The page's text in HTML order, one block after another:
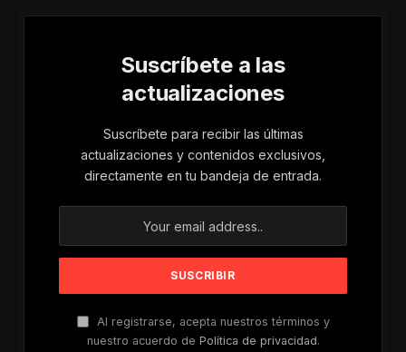
Para Mujeres Y Niñas
Suscríbete a las
actualizaciones
Suscríbete para recibir las últimas
actualizaciones y contenidos exclusivos,
directamente en tu bandeja de entrada.
Al registrarse, acepta nuestros términos y
nuestro acuerdo de Política de privacidad.